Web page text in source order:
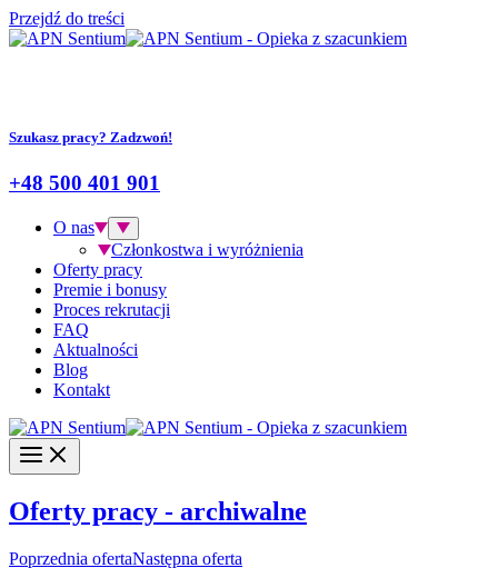
Przejdź do treści
Szukasz pracy? Zadzwoń!
+48 500 401 901
O nas
Członkostwa i wyróżnienia
Oferty pracy
Premie i bonusy
Proces rekrutacji
FAQ
Aktualności
Blog
Kontakt
Oferty pracy - archiwalne
Poprzednia ofertaNastępna oferta